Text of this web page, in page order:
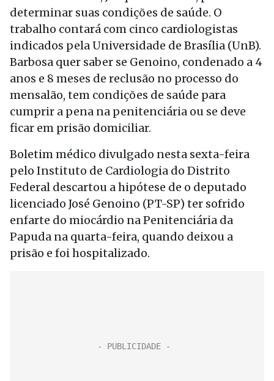
determinar suas condições de saúde. O
trabalho contará com cinco cardiologistas
indicados pela Universidade de Brasília (UnB).
Barbosa quer saber se Genoino, condenado a 4
anos e 8 meses de reclusão no processo do
mensalão, tem condições de saúde para
cumprir a pena na penitenciária ou se deve
ficar em prisão domiciliar.
Boletim médico divulgado nesta sexta-feira
pelo Instituto de Cardiologia do Distrito
Federal descartou a hipótese de o deputado
licenciado José Genoino (PT-SP) ter sofrido
enfarte do miocárdio na Penitenciária da
Papuda na quarta-feira, quando deixou a
prisão e foi hospitalizado.